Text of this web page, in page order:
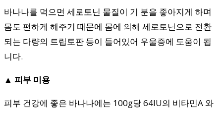
바나나를 먹으면 세로토닌 물질이 기 분을 좋아지게 하며
몸도 편하게 해주기 때문에 몸에 의해 세로토닌으로 전환
되는 다량의 트립토판 등이 들어있어 우울증에 도움이 됩
니다.
▲ 피부 미용
피부 건강에 좋은 바나나에는 100g당 64IU의 비타민A 와